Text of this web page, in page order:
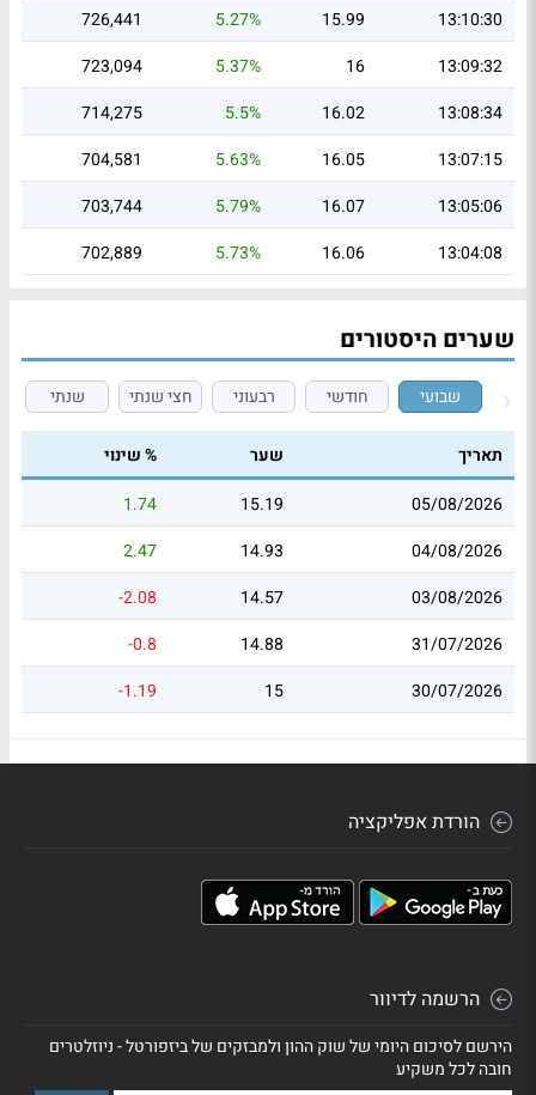
13:10:30
15.99
5.27%
726,441
13:09:32
16
5.37%
723,094
13:08:34
16.02
5.5%
714,275
13:07:15
16.05
5.63%
704,581
13:05:06
16.07
5.79%
703,744
13:04:08
16.06
5.73%
702,889
שערים היסטורים
שבועי חודשי רבעוני חצי שנתי שנתי
תאריך שער
% שינוי
05/08/2026
15.19
1.74
04/08/2026
14.93
2.47
03/08/2026
14.57
-2.08
31/07/2026
14.88
-0.8
30/07/2026
15
-1.19
הורדת אפליקציה
הרשמה לדיוור
הירשם לסיכום היומי של שוק ההון ולמבזקים של ביזפורטל - ניוזלטרים
חובה לכל משקיע